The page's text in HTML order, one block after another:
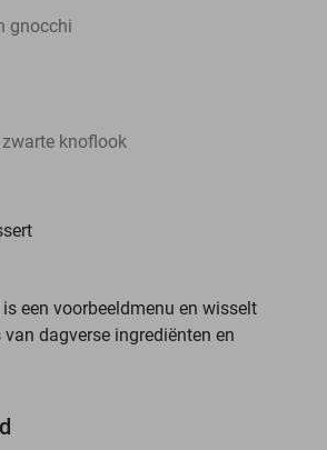
gnocchi
knoflook
een voorbeeldmenu en wisselt
dagverse ingrediënten en